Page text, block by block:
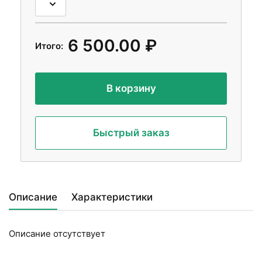
Итого: 6 500.00 ₽
В корзину
Быстрый заказ
Описание Характеристики
Описание отсутствует